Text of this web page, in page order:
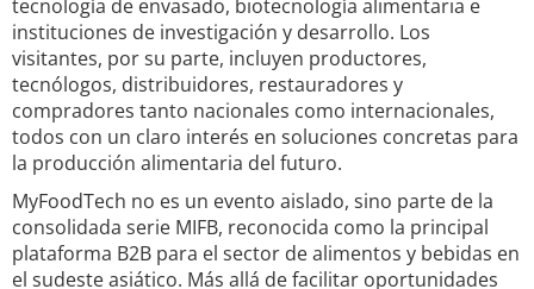
tecnología de envasado, biotecnología alimentaria e
instituciones de investigación y desarrollo. Los
visitantes, por su parte, incluyen productores,
tecnólogos, distribuidores, restauradores y
compradores tanto nacionales como internacionales,
todos con un claro interés en soluciones concretas para
la producción alimentaria del futuro.
MyFoodTech no es un evento aislado, sino parte de la
consolidada serie MIFB, reconocida como la principal
plataforma B2B para el sector de alimentos y bebidas en
el sudeste asiático. Más allá de facilitar oportunidades